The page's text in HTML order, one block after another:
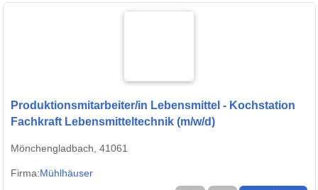
Produktionsmitarbeiter/in Lebensmittel - Kochstation
Fachkraft Lebensmitteltechnik (m/w/d)
Mönchengladbach, 41061
Firma:Mühlhäuser